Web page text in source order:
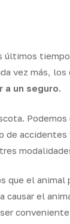
últimos
vez más,
a un seguro.
que el
causar el